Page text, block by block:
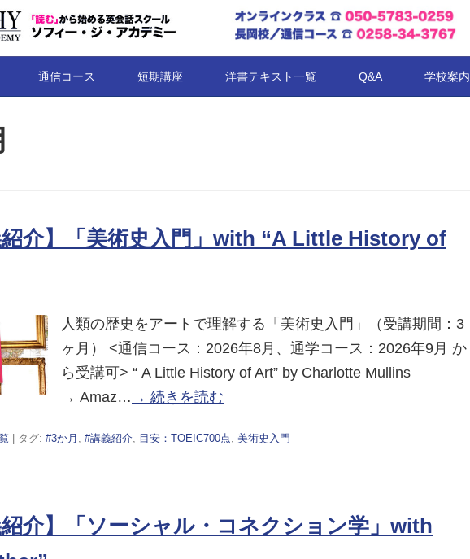
通信コース 短期講座 洋書テキスト一覧 Q&A 学校案内
紹介】「美術史入門」with “A Little History of
人類の歴史をアートで理解する「美術史入門」（受講期間：3
ヶ月） <通信コース：2026年8月、通学コース：2026年9月 か
ら受講可> “ A Little History of Art” by Charlotte Mullins
→ Amaz… → 続きを読む
| タグ: #3か月 , #講義紹介, 目安：TOEIC700点, 美術史入門
紹介】「ソーシャル・コネクション学」with